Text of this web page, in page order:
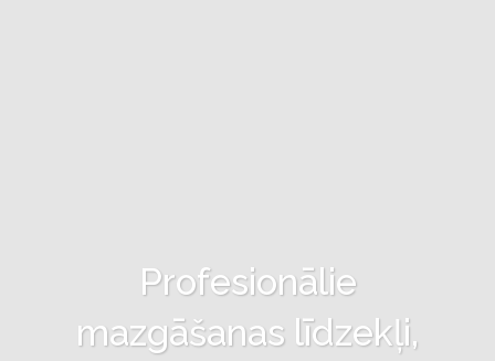
Profesionālie
mazgāšanas līdzekļi,